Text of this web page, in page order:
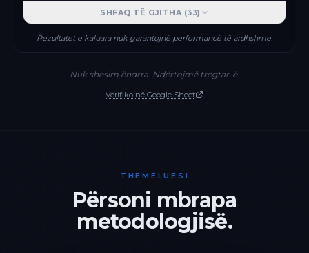
SHFAQ TË GJITHA (33)
Rezultatet e kaluara nuk garantojnë performancë të ardhshme.
Nuk shesim ëndrra. Ndërtojmë tregtar-ë.
Verifiko në Google Sheet
THEMELUESI
Përsoni mbrapa
metodologjisë.